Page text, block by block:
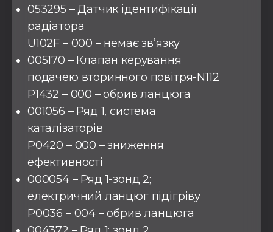
053295 – Датчик ідентифікації
радіатора
U102F – 000 – немає зв’язку
005170 – Клапан керування
подачею вторинного повітря-N112
P1432 – 000 – обрив ланцюга
001056 – Ряд 1, система
каталізаторів
P0420 – 000 – зниження
ефективності
000054 – Ряд 1-зонд 2;
електричний ланцюг підігріву
P0036 – 004 – обрив ланцюга